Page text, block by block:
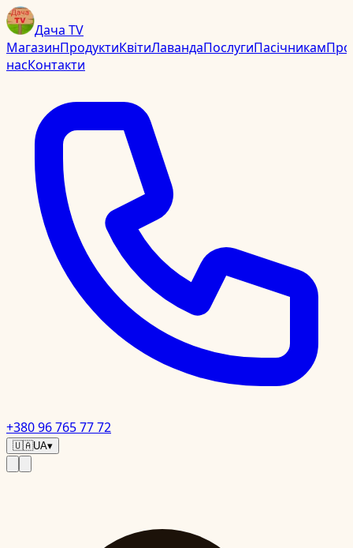
Дача TV
МагазинПродуктиКвітиЛавандаПослугиПасічникамПро
насКонтакти
+380 96 765 77 72
🇺🇦UA▾